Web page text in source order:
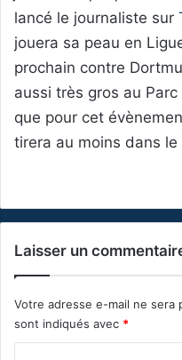
lancé le journaliste sur
jouera sa peau en
prochain contre
aussi très gros au
que pour cet
tirera au moins dans le
Laisser un
Votre adresse e-mail ne sera
sont indiqués avec *